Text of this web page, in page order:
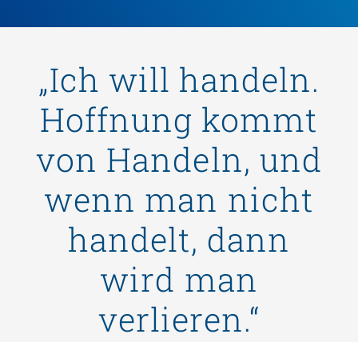
„Ich will handeln.
Hoffnung kommt
von Handeln, und
wenn man nicht
handelt, dann
wird man
verlieren.“